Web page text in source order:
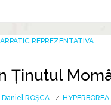
Ținutul
Daniel ROȘCA HYPERBOREA